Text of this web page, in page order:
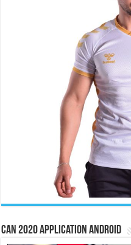
CAN 2020 Application Android